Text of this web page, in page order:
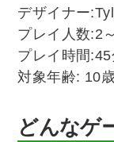
デザイナー
プレイ人数:2
プレイ時間:45
対象年齢: 10
どんなゲ